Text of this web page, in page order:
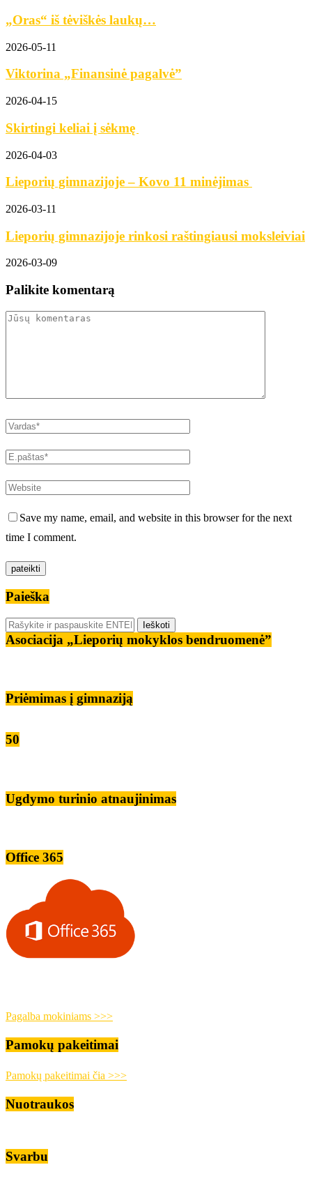
„Oras“ iš tėviškės laukų…
2026-05-11
Viktorina „Finansinė pagalvė”
2026-04-15
Skirtingi keliai į sėkmę
2026-04-03
Lieporių gimnazijoje – Kovo 11 minėjimas
2026-03-11
Lieporių gimnazijoje rinkosi raštingiausi moksleiviai
2026-03-09
Palikite komentarą
Save my name, email, and website in this browser for the next
time I comment.
Paieška
Asociacija „Lieporių mokyklos bendruomenė”
Priėmimas į gimnaziją
50
Ugdymo turinio atnaujinimas
Office 365
Pagalba mokiniams >>>
Pamokų pakeitimai
Pamokų pakeitimai čia >>>
Nuotraukos
Svarbu